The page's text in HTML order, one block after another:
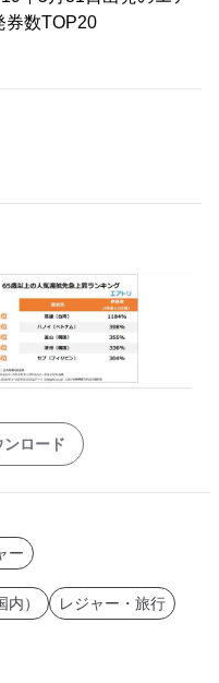
券数TOP20
ロード
ー
） レジャー・旅行